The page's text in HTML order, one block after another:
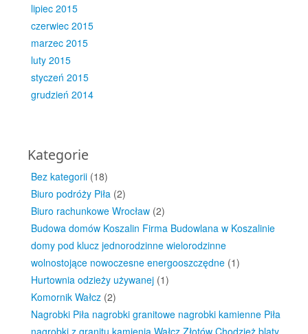
lipiec 2015
czerwiec 2015
marzec 2015
luty 2015
styczeń 2015
grudzień 2014
Kategorie
Bez kategorii (18)
Biuro podróży Piła (2)
Biuro rachunkowe Wrocław (2)
Budowa domów Koszalin Firma Budowlana w Koszalinie
domy pod klucz jednorodzinne wielorodzinne
wolnostojące nowoczesne energooszczędne (1)
Hurtownia odzieży używanej (1)
Komornik Wałcz (2)
Nagrobki Piła nagrobki granitowe nagrobki kamienne Piła
nagrobki z granitu kamienia Wałcz Złotów Chodzież blaty